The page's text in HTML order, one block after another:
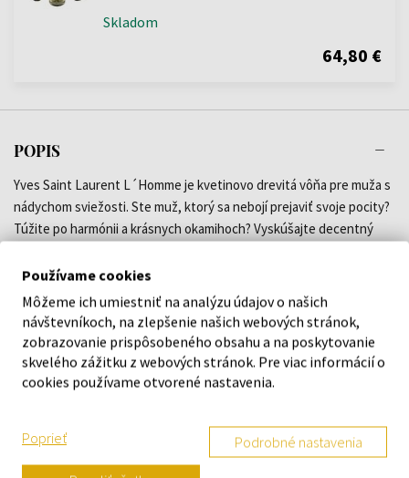
Skladom
64,80 €
POPIS
Yves Saint Laurent L´Homme je kvetinovo drevitá vôňa pre muža s
nádychom sviežosti. Ste muž, ktorý sa nebojí prejaviť svoje pocity?
Túžite po harmónii a krásnych okamihoch? Vyskúšajte decentný
esencie citrónu a zázvoru doplnené o čistý ozón vám dodajú pocity
voľnosti a jasnej mysle. Neskôr ucítite jemné korenisté tóny
bieleho korenia, bazalky a fialky. V závere vás poteší zemitá vôňa
vzácnych drevín spolu s vetiverom a bôbmi tonka. To je ten správny
kokteil sviežosti a sily pre mužov. Návrhár Yves Saint Laurent je
známou ikonou vo svete módy, kozmetiky a parfémov. Vône YSL sú
si parfém Yves Saint Laurent L´Homme a prejavte city pravého
muža, ktorý túži po kráse a zmyselnosti!
Používame cookies
Môžeme ich umiestniť na analýzu údajov o našich
návštevníkoch, na zlepšenie našich webových stránok,
zobrazovanie prispôsobeného obsahu a na poskytovanie
skvelého zážitku z webových stránok. Pre viac informácií o
cookies používame otvorené nastavenia.
Poprieť Podrobné nastavenia